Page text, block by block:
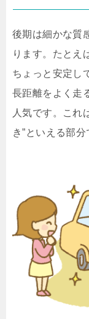
後期は細かな質
ります。たとえ
ちょっと安定し
長距離をよく走
人気です。これ
き”といえる部分